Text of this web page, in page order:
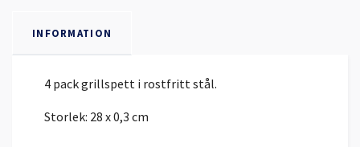
INFORMATION
4 pack grillspett i rostfritt stål.
Storlek: 28 x 0,3 cm